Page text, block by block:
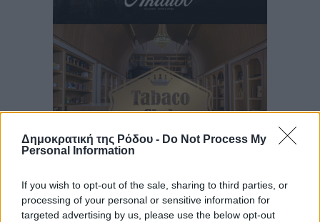
Δημοκρατική της Ρόδου - Do Not Process My
Personal Information
If you wish to opt-out of the sale, sharing to third parties, or
processing of your personal or sensitive information for
targeted advertising by us, please use the below opt-out
Ροή ειδήσεων